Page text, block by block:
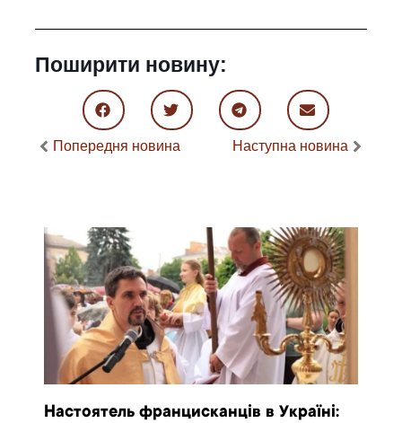
Поширити новину:
Попередня новина Наступна новина
Настоятель францисканців в Україні: